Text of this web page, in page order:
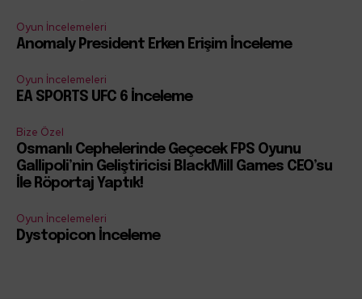
Oyun İncelemeleri
Anomaly President Erken Erişim İnceleme
Oyun İncelemeleri
EA SPORTS UFC 6 İnceleme
Bize Özel
Osmanlı Cephelerinde Geçecek FPS Oyunu
Gallipoli’nin Geliştiricisi BlackMill Games CEO’su
İle Röportaj Yaptık!
Oyun İncelemeleri
Dystopicon İnceleme